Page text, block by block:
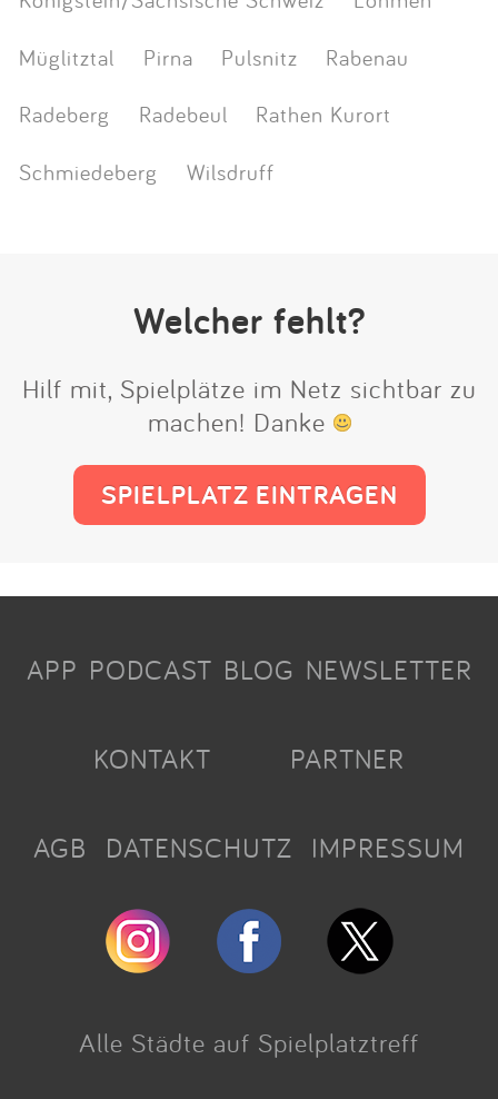
Müglitztal
Pirna Pulsnitz
Rabenau
Radeberg
Radebeul
Rathen Kurort
Schmiedeberg
Wilsdruff
Welcher fehlt?
Hilf mit, Spielplätze im Netz sichtbar zu
machen! Danke
SPIELPLATZ EINTRAGEN
APP PODCAST BLOG NEWSLETTER
KONTAKT PARTNER
AGB DATENSCHUTZ IMPRESSUM
Alle Städte auf Spielplatztreff